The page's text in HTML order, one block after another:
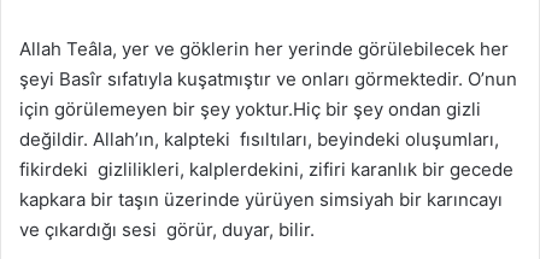
Allah Teâla, yer ve göklerin her yerinde görülebilecek her
şeyi Basîr sıfatıyla kuşatmıştır ve onları görmektedir. O’nun
için görülemeyen bir şey yoktur.Hiç bir şey ondan gizli
değildir. Allah’ın, kalpteki fısıltıları, beyindeki oluşumları,
fikirdeki gizlilikleri, kalplerdekini, zifiri karanlık bir gecede
kapkara bir taşın üzerinde yürüyen simsiyah bir karıncayı
ve çıkardığı sesi görür, duyar, bilir.